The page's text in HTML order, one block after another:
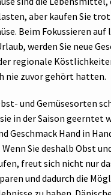
aber kaufen Sie
Beim Fokussieren
werden Sie neue
regionale
nie zuvor gehört hatten.
und Gemüsesorten
in der Saison geerntet
Geschmack Hand in
Sie deshalb Obst
freut sich nicht nur
und dadurch die